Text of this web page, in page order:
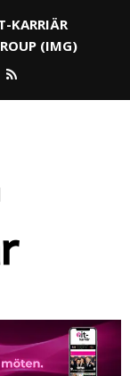
KARRIÄR
(IMG)